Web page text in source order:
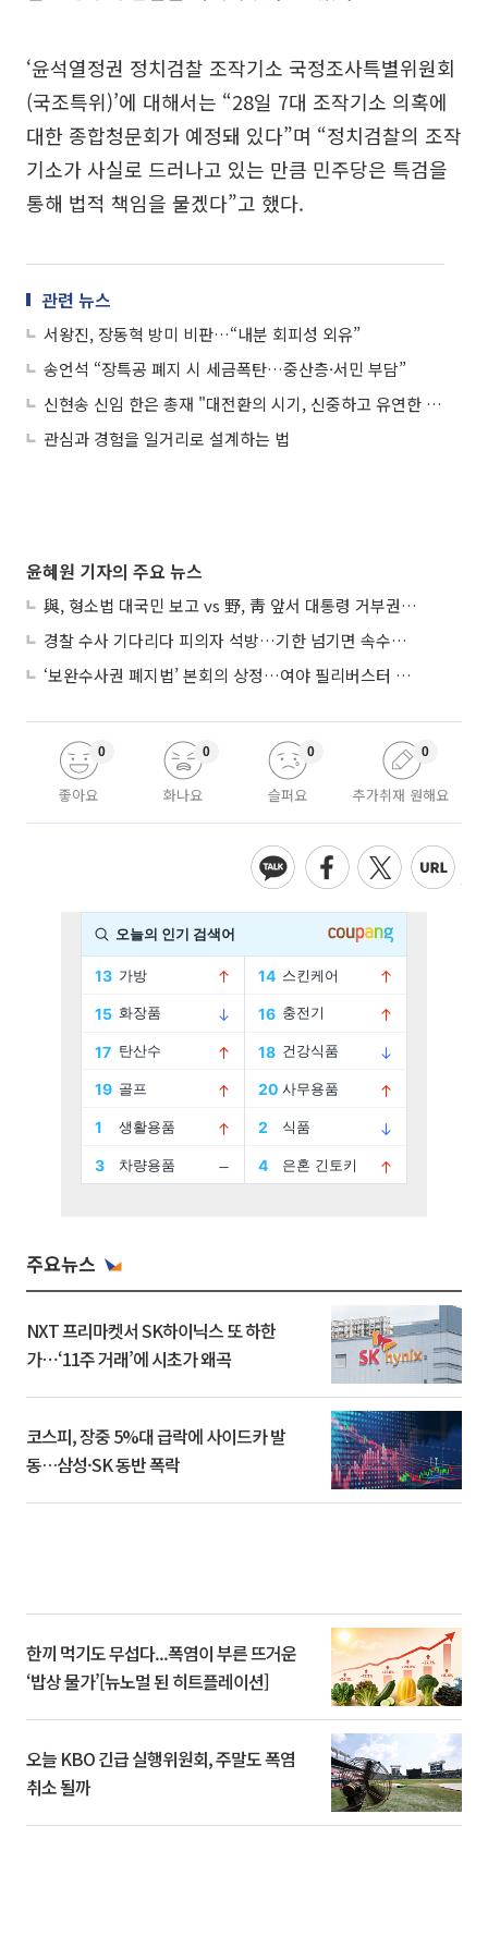
‘윤석열정권 정치검찰 조작기소 국정조사특별위원회
(국조특위)’에 대해서는 “28일 7대 조작기소 의혹에
대한 종합청문회가 예정돼 있다”며 “정치검찰의 조작
기소가 사실로 드러나고 있는 만큼 민주당은 특검을
통해 법적 책임을 물겠다”고 했다.
관련 뉴스
서왕진, 장동혁 방미 비판…“내분 회피성 외유”
송언석 “장특공 폐지 시 세금폭탄…중산층·서민 부담”
신현송 신임 한은 총재 "대전환의 시기, 신중하고 유연한 통화정책 운영"
관심과 경험을 일거리로 설계하는 법
윤혜원 기자의 주요 뉴스
與, 형소법 대국민 보고 vs 野, 靑 앞서 대통령 거부권 촉구
경찰 수사 기다리다 피의자 석방…기한 넘기면 속수무책
‘보완수사권 폐지법’ 본회의 상정…여야 필리버스터 대치
좋아요
0
화나요
0
슬퍼요
0
추가취재 원해요
0
주요뉴스
NXT 프리마켓서 SK하이닉스 또 하한
가⋯‘11주 거래’에 시초가 왜곡
코스피, 장중 5%대 급락에 사이드카 발
동…삼성·SK 동반 폭락
한끼 먹기도 무섭다...폭염이 부른 뜨거운
‘밥상 물가’[뉴노멀 된 히트플레이션]
오늘 KBO 긴급 실행위원회, 주말도 폭염
취소 될까